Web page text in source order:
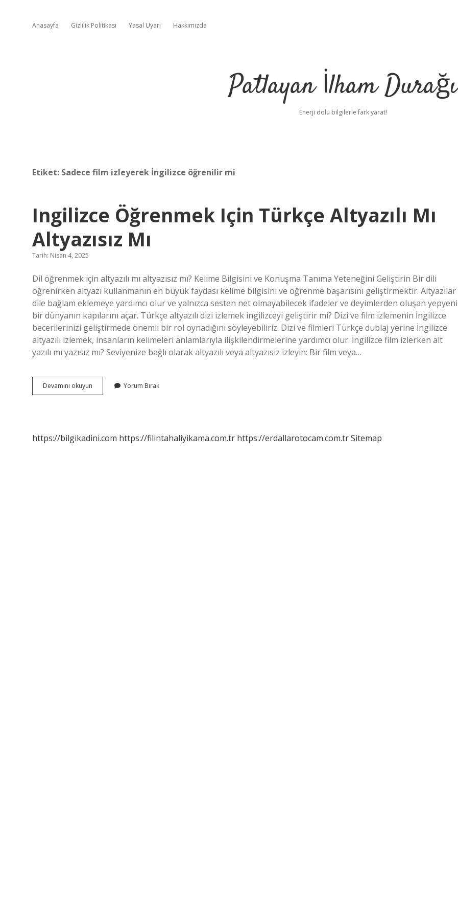
Anasayfa Gizlilik Politikası Yasal Uyarı Hakkımızda
Patlayan İlham Durağı
Enerji dolu bilgilerle fark yarat!
Etiket: Sadece film izleyerek İngilizce öğrenilir mi
Ingilizce Öğrenmek Için Türkçe Altyazılı Mı
Altyazısız Mı
Tarih: Nisan 4, 2025
Dil öğrenmek için altyazılı mı altyazısız mı? Kelime Bilgisini ve Konuşma Tanıma Yeteneğini Geliştirin Bir dili
öğrenirken altyazı kullanmanın en büyük faydası kelime bilgisini ve öğrenme başarısını geliştirmektir. Altyazılar
dile bağlam eklemeye yardımcı olur ve yalnızca sesten net olmayabilecek ifadeler ve deyimlerden oluşan yepyeni
bir dünyanın kapılarını açar. Türkçe altyazılı dizi izlemek ingilizceyi geliştirir mi? Dizi ve film izlemenin İngilizce
becerilerinizi geliştirmede önemli bir rol oynadığını söyleyebiliriz. Dizi ve filmleri Türkçe dublaj yerine İngilizce
altyazılı izlemek, insanların kelimeleri anlamlarıyla ilişkilendirmelerine yardımcı olur. İngilizce film izlerken alt
yazılı mı yazısız mı? Seviyenize bağlı olarak altyazılı veya altyazısız izleyin: Bir film veya…
Devamını okuyun Ingilizce
Öğrenmek
Altyazısız
Yorum Bırak
https://bilgikadini.com https://filintahaliyikama.com.tr https://erdallarotocam.com.trSitemap